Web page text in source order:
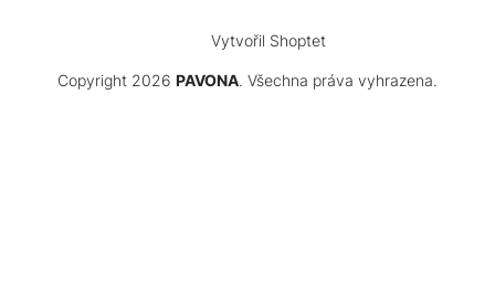
Vytvořil Shoptet
Copyright 2026 PAVONA. Všechna práva vyhrazena.